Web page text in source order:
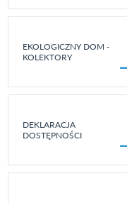
EKOLOGICZNY DOM -
KOLEKTORY
DEKLARACJA
DOSTĘPNOŚCI